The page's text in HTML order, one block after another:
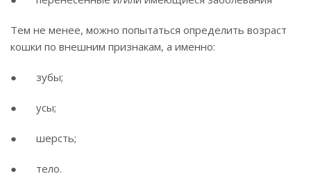
Тем не менее, можно попытаться определить возраст
кошки по внешним признакам, а именно:
● зубы;
● усы;
● шерсть;
● тело.